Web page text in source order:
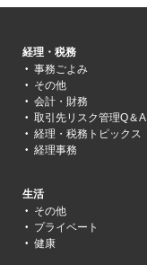
経理・税務
事務ごよみ
その他
会計・財務
取引先リスク管理Q＆A
経理・税務トピックス
経理事務
生活
その他
プライベート
健康